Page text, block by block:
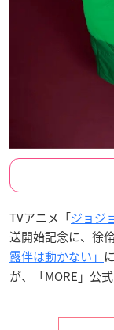
TVアニメ「ジョジ
送開始記念に、徐
露伴は動かない」
が、「MORE」公